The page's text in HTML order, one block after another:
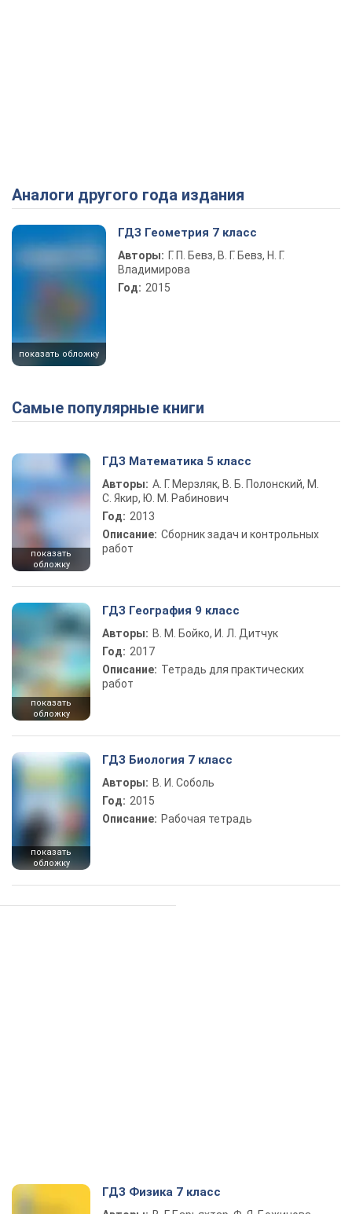
Аналоги другого года издания
показать обложку
ГДЗ Геометрия 7 класс
Авторы: Г. П. Бевз, В. Г. Бевз, Н. Г.
Владимирова
Год: 2015
Самые популярные книги
показать
обложку
ГДЗ Математика 5 класс
Авторы: А. Г. Мерзляк, В. Б. Полонский, М.
С. Якир, Ю. М. Рабинович
Год: 2013
Описание: Сборник задач и контрольных
работ
показать
обложку
ГДЗ География 9 класс
Авторы: В. М. Бойко, И. Л. Дитчук
Год: 2017
Описание: Тетрадь для практических
работ
показать
обложку
ГДЗ Биология 7 класс
Авторы: В. И. Соболь
Год: 2015
Описание: Рабочая тетрадь
ГДЗ Физика 7 класс